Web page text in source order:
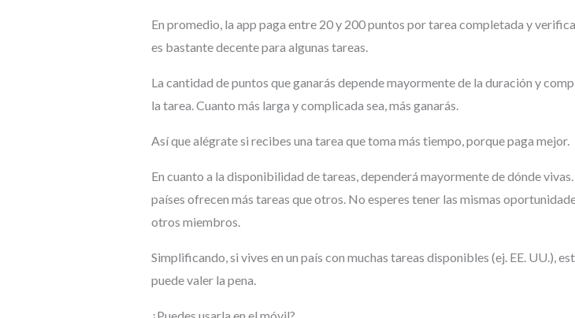
En promedio, la app paga entre 20 y 200 puntos por tarea completada y
es bastante decente para algunas tareas.
La cantidad de puntos que ganarás depende mayormente de la duración y
la tarea. Cuanto más larga y complicada sea, más ganarás.
Así que alégrate si recibes una tarea que toma más tiempo, porque paga mejor.
En cuanto a la disponibilidad de tareas, dependerá mayormente de dónde
países ofrecen más tareas que otros. No esperes tener las mismas
otros miembros.
Simplificando, si vives en un país con muchas tareas disponibles (ej. EE. UU.),
puede valer la pena.